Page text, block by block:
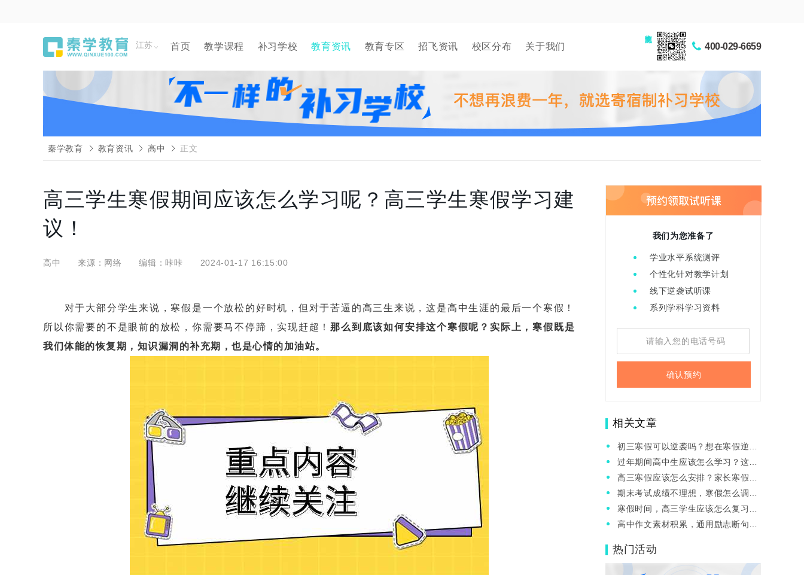
江苏 首页 教学课程 补习学校 教育资讯 教育专区 招飞资讯 校区分布 关于我们 400-029-6659
秦学教育 教育资讯 高中 正文
高三学生寒假期间应该怎么学习呢？高三学生寒假学习建
议！
高中 来源：网络 编辑：咔咔 2024-01-17 16:15:00
对于大部分学生来说，寒假是一个放松的好时机，但对于苦逼的高三生来说，这是高中生涯的最后一个寒假！
所以你需要的不是眼前的放松，你需要马不停蹄，实现赶超！那么到底该如何安排这个寒假呢？实际上，寒假既是
我们体能的恢复期，知识漏洞的补充期，也是心情的加油站。
我们为您准备了
学业水平系统测评
个性化针对教学计划
线下逆袭试听课
系列学科学习资料
确认预约
相关文章
初三寒假可以逆袭吗？想在寒假逆袭
有哪些好办法？
过年期间高中生应该怎么学习？这三
点过来人的建议，快来看看！
高三寒假应该怎么安排？家长寒假期
间怎么帮助孩子？
期末考试成绩不理想，寒假怎么调整
心态？有哪些学习方法推荐？
寒假时间，高三学生应该怎么复习语
数英？
高中作文素材积累，通用励志断句，
热门活动